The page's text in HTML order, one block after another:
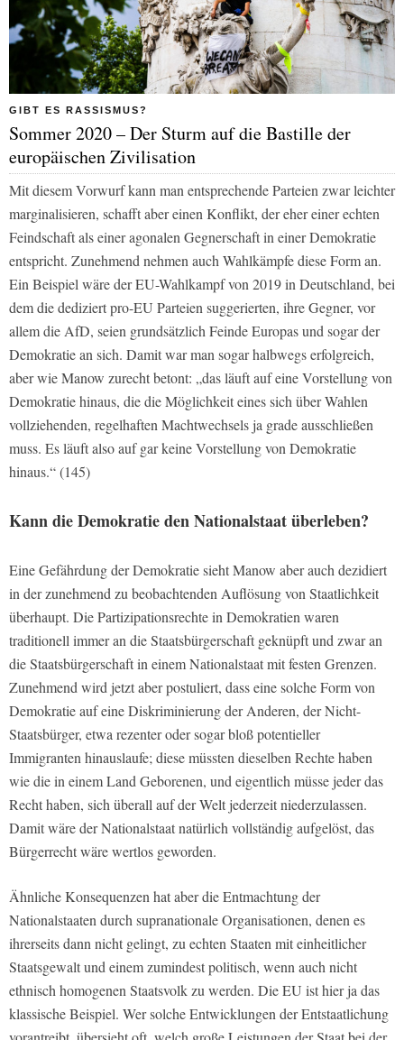
GIBT ES RASSISMUS?
Sommer 2020 – Der Sturm auf die Bastille der
europäischen Zivilisation
Mit diesem Vorwurf kann man entsprechende Parteien zwar leichter
marginalisieren, schafft aber einen Konflikt, der eher einer echten
Feindschaft als einer agonalen Gegnerschaft in einer Demokratie
entspricht. Zunehmend nehmen auch Wahlkämpfe diese Form an.
Ein Beispiel wäre der EU-Wahlkampf von 2019 in Deutschland, bei
dem die dediziert pro-EU Parteien suggerierten, ihre Gegner, vor
allem die AfD, seien grundsätzlich Feinde Europas und sogar der
Demokratie an sich. Damit war man sogar halbwegs erfolgreich,
aber wie Manow zurecht betont: „das läuft auf eine Vorstellung von
Demokratie hinaus, die die Möglichkeit eines sich über Wahlen
vollziehenden, regelhaften Machtwechsels ja grade ausschließen
muss. Es läuft also auf gar keine Vorstellung von Demokratie
hinaus.“ (145)
Kann die Demokratie den Nationalstaat überleben?
Eine Gefährdung der Demokratie sieht Manow aber auch dezidiert
in der zunehmend zu beobachtenden Auflösung von Staatlichkeit
überhaupt. Die Partizipationsrechte in Demokratien waren
traditionell immer an die Staatsbürgerschaft geknüpft und zwar an
die Staatsbürgerschaft in einem Nationalstaat mit festen Grenzen.
Zunehmend wird jetzt aber postuliert, dass eine solche Form von
Demokratie auf eine Diskriminierung der Anderen, der Nicht-
Staatsbürger, etwa rezenter oder sogar bloß potentieller
Immigranten hinauslaufe; diese müssten dieselben Rechte haben
wie die in einem Land Geborenen, und eigentlich müsse jeder das
Recht haben, sich überall auf der Welt jederzeit niederzulassen.
Damit wäre der Nationalstaat natürlich vollständig aufgelöst, das
Bürgerrecht wäre wertlos geworden.
Ähnliche Konsequenzen hat aber die Entmachtung der
Nationalstaaten durch supranationale Organisationen, denen es
ihrerseits dann nicht gelingt, zu echten Staaten mit einheitlicher
Staatsgewalt und einem zumindest politisch, wenn auch nicht
ethnisch homogenen Staatsvolk zu werden. Die EU ist hier ja das
klassische Beispiel. Wer solche Entwicklungen der Entstaatlichung